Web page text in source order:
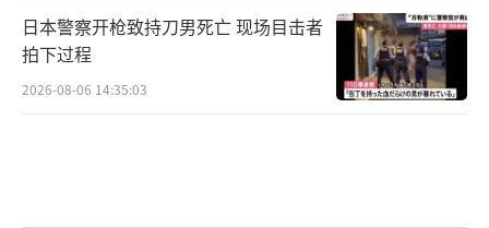
日本警察开枪致持刀男死亡 现场目击者
拍下过程
2026-08-06 14:35:03